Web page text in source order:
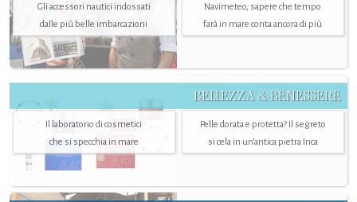
Gli accessori nautici indossati
dalle più belle imbarcazioni
Navimeteo, sapere che tempo
farà in mare conta ancora di più
BELLEZZA & BENESSERE
Il laboratorio di cosmetici
che si specchia in mare
Pelle dorata e protetta? Il segreto
si cela in un’antica pietra Inca